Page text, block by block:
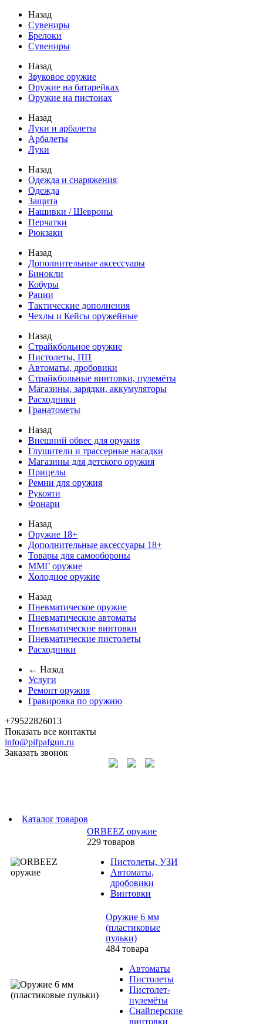
Назад
Сувениры
Брелоки
Сувениры
Назад
Звуковое оружие
Оружие на батарейках
Оружие на пистонах
Назад
Луки и арбалеты
Арбалеты
Луки
Назад
Одежда и снаряжения
Одежда
Защита
Нашивки / Шевроны
Перчатки
Рюкзаки
Назад
Дополнительные аксессуары
Бинокли
Кобуры
Рации
Тактические дополнения
Чехлы и Кейсы оружейные
Назад
Страйкбольное оружие
Пистолеты, ПП
Автоматы, дробовики
Страйкбольные винтовки, пулемёты
Магазины, зарядки, аккумуляторы
Расходники
Гранатометы
Назад
Внешний обвес для оружия
Глушители и трассерные насадки
Магазины для детского оружия
Прицелы
Ремни для оружия
Рукояти
Фонари
Назад
Оружие 18+
Дополнительные аксессуары 18+
Товары для самообороны
ММГ оружие
Холодное оружие
Назад
Пневматическое оружие
Пневматические автоматы
Пневматические винтовки
Пневматические пистолеты
Расходники
← Назад
Услуги
Ремонт оружия
Гравировка по оружию
+79522826013
Показать все контакты
info@pifpafgun.ru
Заказать звонок
Каталог товаров
ORBEEZ оружие
229 товаров
Пистолеты, УЗИ
Автоматы,
дробовики
Винтовки
Оружие 6 мм
(пластиковые
пульки)
484 товара
Автоматы
Пистолеты
Пистолет-
пулемёты
Снайперские
винтовки